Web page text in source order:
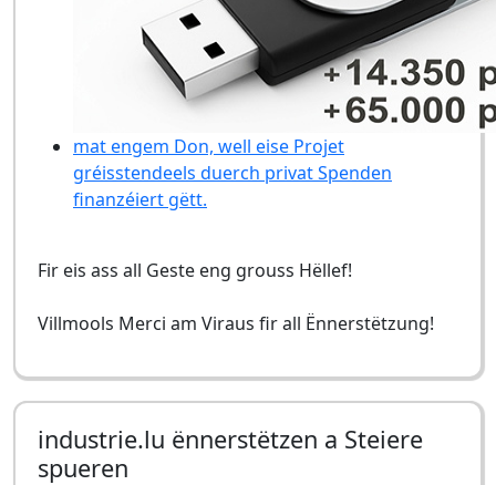
mat engem Don, well eise Projet
gréisstendeels duerch privat Spenden
finanzéiert gëtt.
Fir eis ass all Geste eng grouss Hëllef!
Villmools Merci am Viraus fir all Ënnerstëtzung!
industrie.lu ënnerstëtzen a Steiere
spueren